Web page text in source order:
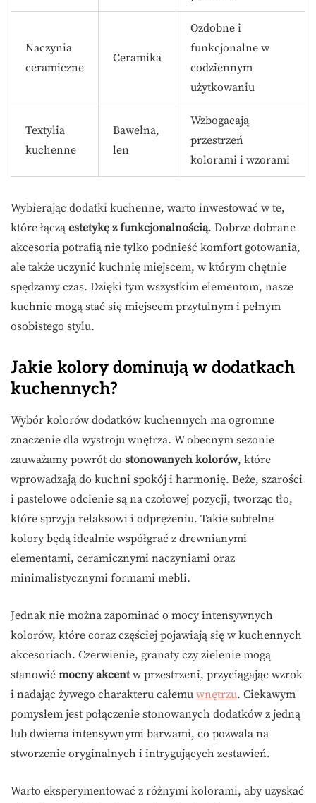
Naczynia
ceramiczne
Ceramika
Ozdobne i
funkcjonalne w
codziennym
użytkowaniu
Textylia
kuchenne
Bawełna,
len
Wzbogacają
przestrzeń
kolorami i wzorami
Wybierając dodatki kuchenne, warto inwestować w te,
które łączą estetykę z funkcjonalnością. Dobrze dobrane
akcesoria potrafią nie tylko podnieść komfort gotowania,
ale także uczynić kuchnię miejscem, w którym chętnie
spędzamy czas. Dzięki tym wszystkim elementom, nasze
kuchnie mogą stać się miejscem przytulnym i pełnym
osobistego stylu.
Jakie kolory dominują w dodatkach
kuchennych?
Wybór kolorów dodatków kuchennych ma ogromne
znaczenie dla wystroju wnętrza. W obecnym sezonie
zauważamy powrót do stonowanych kolorów, które
wprowadzają do kuchni spokój i harmonię. Beże, szarości
i pastelowe odcienie są na czołowej pozycji, tworząc tło,
które sprzyja relaksowi i odprężeniu. Takie subtelne
kolory będą idealnie współgrać z drewnianymi
elementami, ceramicznymi naczyniami oraz
minimalistycznymi formami mebli.
Jednak nie można zapominać o mocy intensywnych
kolorów, które coraz częściej pojawiają się w kuchennych
akcesoriach. Czerwienie, granaty czy zielenie mogą
stanowić mocny akcentw przestrzeni, przyciągając wzrok
i nadając żywego charakteru całemu wnętrzu. Ciekawym
pomysłem jest połączenie stonowanych dodatków z jedną
lub dwiema intensywnymi barwami, co pozwala na
stworzenie oryginalnych i intrygujących zestawień.
Warto eksperymentować z różnymi kolorami, aby uzyskać